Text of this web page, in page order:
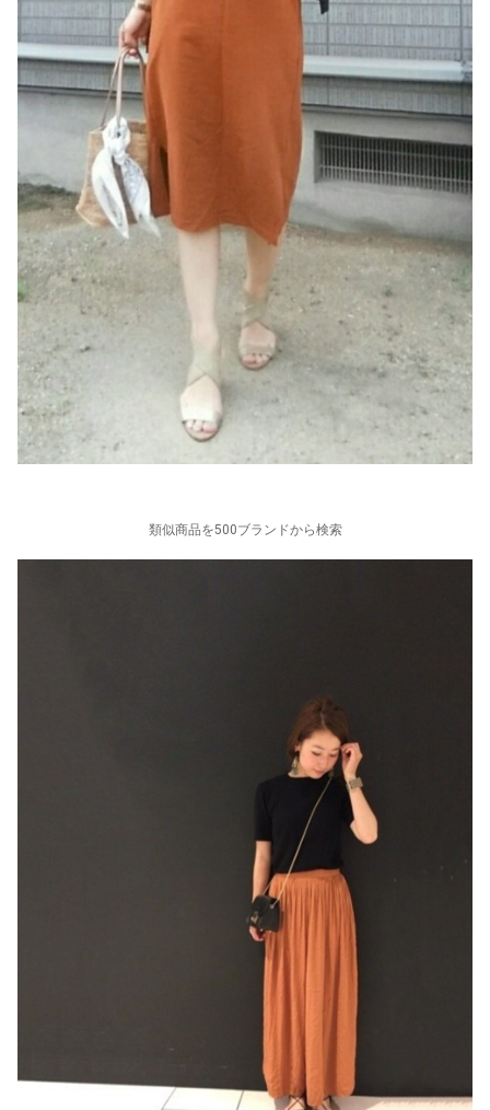
類似商品を500ブランドから検索